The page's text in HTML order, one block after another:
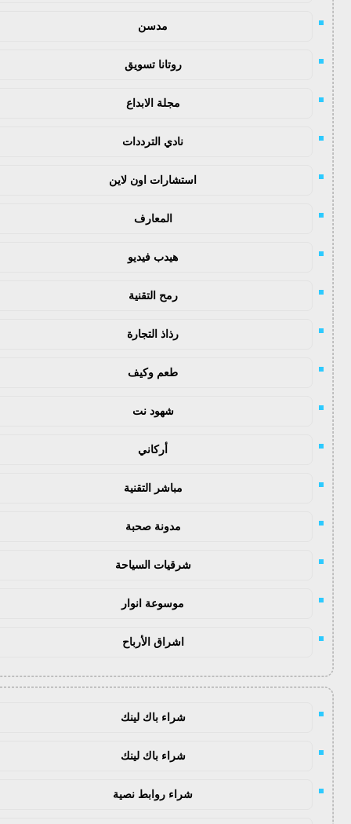
مدسن
روتانا تسويق
مجلة الابداع
نادي الترددات
استشارات اون لاين
المعارف
هيدب فيديو
رمح التقنية
رذاذ التجارة
طعم وكيف
شهود نت
أركاني
مباشر التقنية
مدونة صحبة
شرقيات السياحة
موسوعة انوار
اشراق الأرباح
شراء باك لينك
شراء باك لينك
شراء روابط نصية